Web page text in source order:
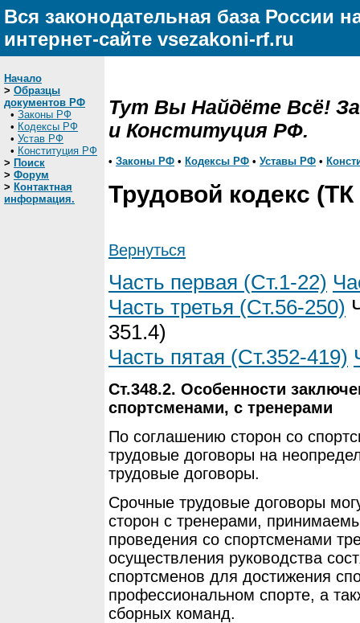
Вся законодательная база России
интернет-сайте vsezakoni-rf.ru
Начало
> Образцы
документов РФ
• Законы РФ
• Кодексы РФ
• Устав РФ
• Конституция РФ
> Поиск
> Форум
> Контактная
информация.
Тут Вы Найдёте Всё!
и Конституция РФ.
• Законы РФ • Кодексы РФ • Уставы РФ •
Трудовой кодекс
Вернуться
Часть первая (Ст.1-22)
Часть третья (Ст.56-250)
351.4)
Часть пятая (Ст.352-419)
Ст.348.2. Особенности
спортсменами, с тренерами
По соглашению сторон со
трудовые договоры на
трудовые договоры.
Срочные трудовые договоры
сторон с тренерами,
проведения со спортсменами
осуществления руководства
спортсменов для достижения
профессиональном спорте, а
сборных команд.